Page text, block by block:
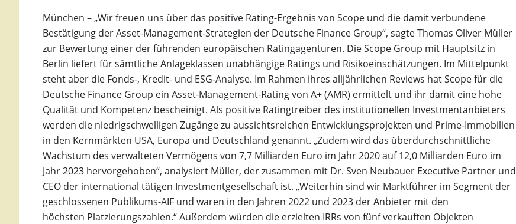
München – „Wir freuen uns über das positive Rating-Ergebnis von Scope und die damit verbundene
Bestätigung der Asset-Management-Strategien der Deutsche Finance Group“, sagte Thomas Oliver Müller
zur Bewertung einer der führenden europäischen Ratingagenturen. Die Scope Group mit Hauptsitz in
Berlin liefert für sämtliche Anlageklassen unabhängige Ratings und Risikoeinschätzungen. Im Mittelpunkt
steht aber die Fonds-, Kredit- und ESG-Analyse. Im Rahmen ihres alljährlichen Reviews hat Scope für die
Deutsche Finance Group ein Asset-Management-Rating von A+ (AMR) ermittelt und ihr damit eine hohe
Qualität und Kompetenz bescheinigt. Als positive Ratingtreiber des institutionellen Investmentanbieters
werden die niedrigschwelligen Zugänge zu aussichtsreichen Entwicklungsprojekten und Prime-Immobilien
in den Kernmärkten USA, Europa und Deutschland genannt. „Zudem wird das überdurchschnittliche
Wachstum des verwalteten Vermögens von 7,7 Milliarden Euro im Jahr 2020 auf 12,0 Milliarden Euro im
Jahr 2023 hervorgehoben“, analysiert Müller, der zusammen mit Dr. Sven Neubauer Executive Partner und
CEO der international tätigen Investmentgesellschaft ist. „Weiterhin sind wir Marktführer im Segment der
geschlossenen Publikums-AIF und waren in den Jahren 2022 und 2023 der Anbieter mit den
höchsten Platzierungszahlen.“ Außerdem würden die erzielten IRRs von fünf verkauften Objekten